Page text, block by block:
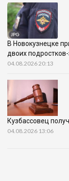
В Новокузнецке
двоих
04.08.2026 20:13
Кузбассовец
04.08.2026 13:06